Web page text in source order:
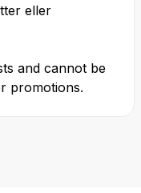
eller
and cannot be
promotions.